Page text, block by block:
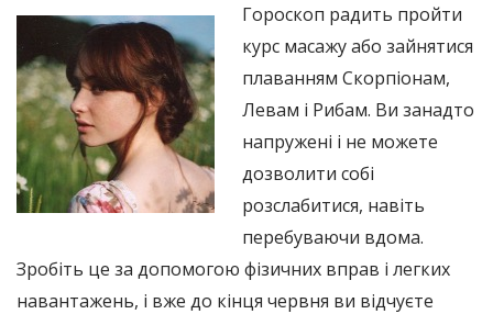
Гороскоп радить пройти
курс масажу або зайнятися
плаванням Скорпіонам,
Левам і Рибам. Ви занадто
напружені і не можете
дозволити собі
розслабитися, навіть
перебуваючи вдома.
Зробіть це за допомогою фізичних вправ і легких
навантажень, і вже до кінця червня ви відчуєте